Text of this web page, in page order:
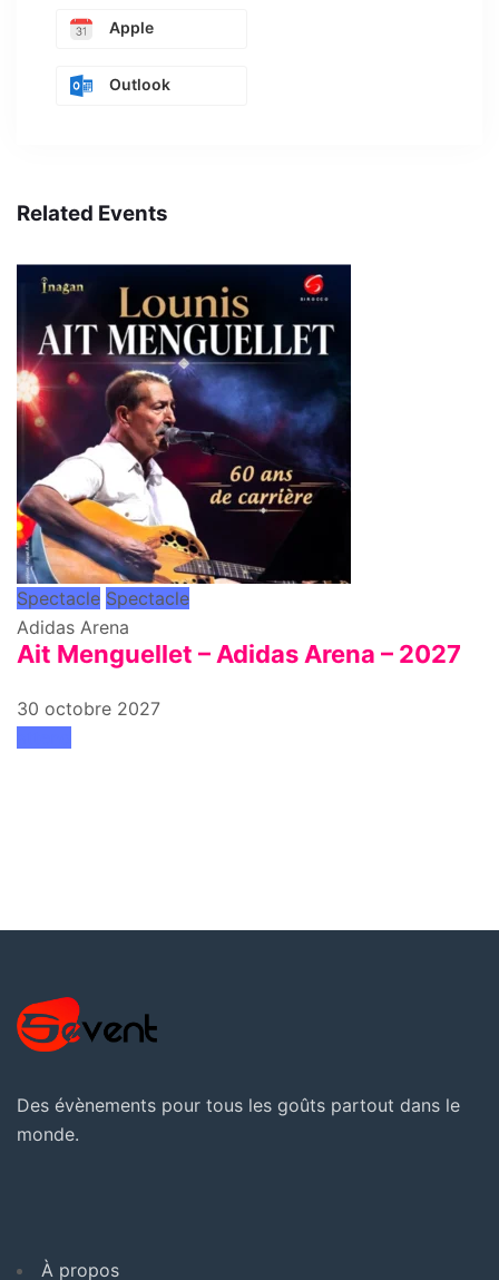
Apple
Outlook
Related Events
Spectacle Spectacle
Adidas Arena
Ait Menguellet – Adidas Arena – 2027
30 octobre 2027
Des évènements pour tous les goûts partout dans le
monde.
À propos